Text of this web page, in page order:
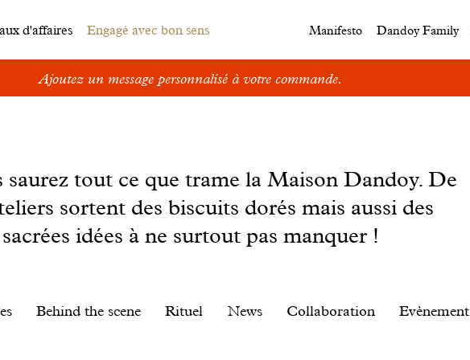
d'affaires Engagé avec bon sens Manifesto Dandoy Family
Ajoutez un message personnalisé à votre commande.
saurez tout ce que trame la Maison Dandoy. De
sortent des biscuits dorés mais aussi des
sacrées idées à ne surtout pas manquer !
Behind the scene Rituel News Collaboration Evènement